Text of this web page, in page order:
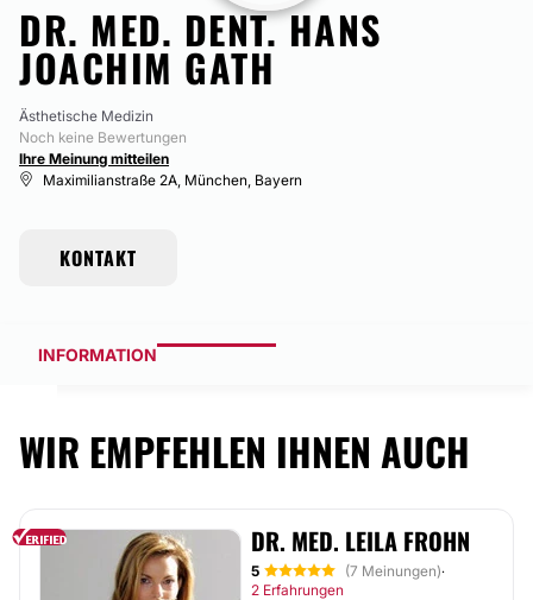
DR. MED. DENT. HANS
JOACHIM GATH
Ästhetische Medizin
Noch keine Bewertungen
Ihre Meinung mitteilen
Maximilianstraße 2A, München, Bayern
KONTAKT
INFORMATION
WIR EMPFEHLEN IHNEN AUCH
DR. MED. LEILA FROHN
5 (7 Meinungen)·
2 Erfahrungen